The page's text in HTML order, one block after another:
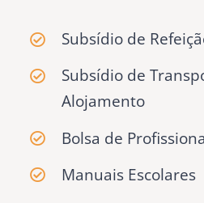
Subsídio de
Subsídio de
Alojamento
Bolsa de
Manuais Escolares